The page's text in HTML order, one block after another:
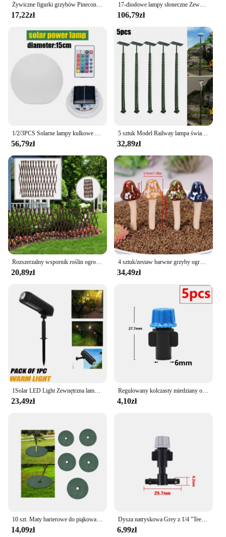
Żywiczne figurki grzybów Pinecone Statuetka domu Akcesoria ogrodowe Mikro element dekoracji krajobrazu Rzeźba ogrodowa Wystrój ogrodu domowego
17,22zł
17-diodowe lampy słoneczne Zewnętrzne wodoodporne, słoneczne światło gruntowe Zewnętrzne oświetlenie krajobrazu ogrodu na patio Ścieżka Trawnik Podwórko Biały
106,79zł
56,79zł
5 sztuk Model Railway lampa światło ogrodowe HO skala 1:87 układ budynku latarni pociąg kolejowy dekoracje lampa Led
32,89zł
20,89zł
4 sztuk/zestaw barwne grzyby ogrodowe dekoracje ceramika bajki grzyb realistyczny grzyb rzeźba nie blaknący muchomor
34,49zł
23,49zł
Regulowany kolczasty miedziany opryskiwacz ogrodnictwo nawadnianie zaparowanie zraszacz chłodzenie nawilżanie dezynfekcja opryskiwacz gwint Tee
4,10zł
14,09zł
Dysza natryskowa Grey z 1/4 "Tee zamgająca dysze przeciwmgielne ogrodowa parkowa do nawadniania zraszacza nawadniającego spryskiwacz chłodzący 10 szt
6,99zł